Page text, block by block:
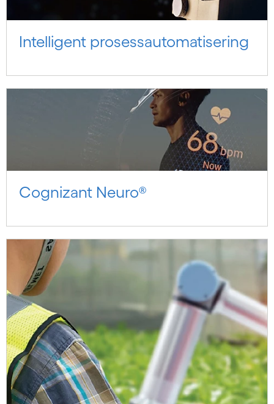
Intelligent prosessautomatisering
Cognizant Neuro®